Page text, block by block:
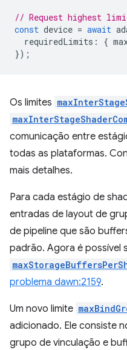
// Request highest
const device = await
requiredLimits : {
});
Os limites
comunicação entre
todas as plataformas.
mais detalhes.
Para cada estágio de
entradas de layout de
de pipeline que são
padrão. Agora é possível
problema dawn:2159.
Um novo limite
adicionado. Ele consiste
grupo de vinculação e